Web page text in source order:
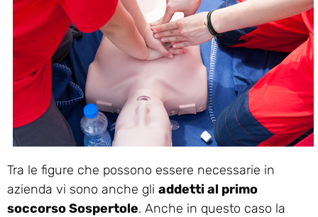
Tra le figure che possono essere necessarie in
azienda vi sono anche gli addetti al primo
soccorso Sospertole. Anche in questo caso la